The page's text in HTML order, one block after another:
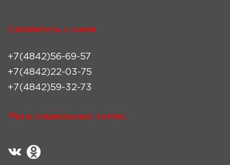
Свяжитесь с нами
+7(4842)56-69-57
+7(4842)22-03-75
+7(4842)59-32-73
Мы в социальных сетях: